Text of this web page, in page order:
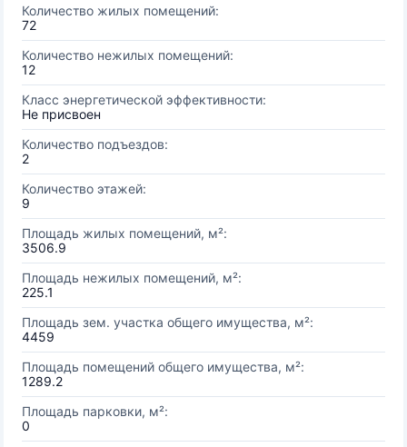
Количество жилых помещений:
72
Количество нежилых помещений:
12
Класс энергетической эффективности:
Не присвоен
Количество подъездов:
2
Количество этажей:
9
Площадь жилых помещений, м²:
3506.9
Площадь нежилых помещений, м²:
225.1
Площадь зем. участка общего имущества, м²:
4459
Площадь помещений общего имущества, м²:
1289.2
Площадь парковки, м²:
0